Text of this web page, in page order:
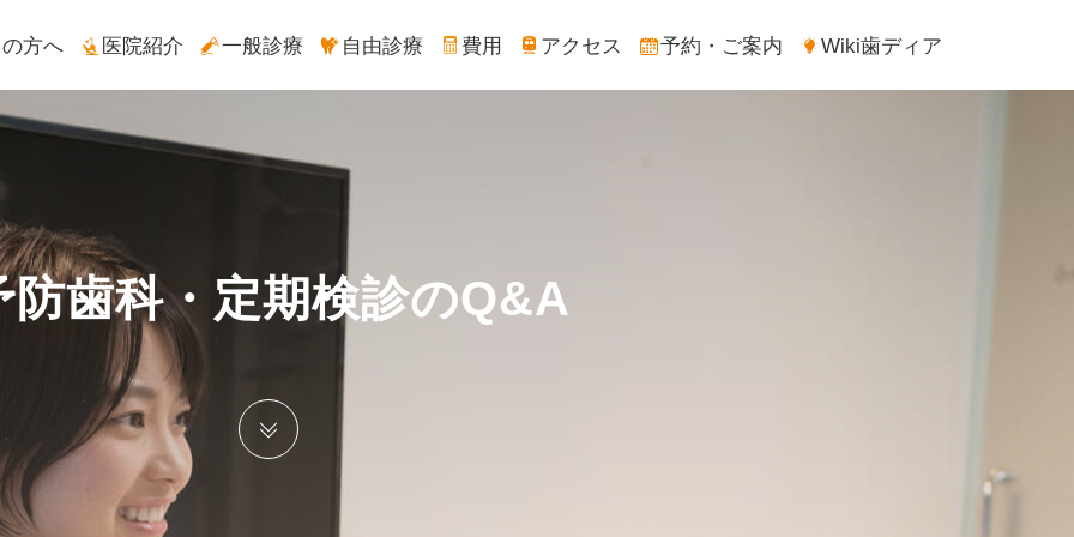
方へ 医院紹介 一般診療 自由診療 費用 アクセス 予約・ご案内 Wiki歯ディア
防歯科・定期検診のQ&A